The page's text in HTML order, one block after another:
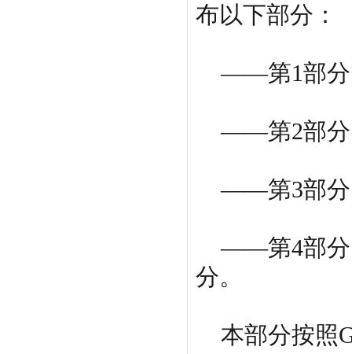
布以下部分：
——第1部分
——第2部分
——第3部分
——第4部分
分。
本部分按照